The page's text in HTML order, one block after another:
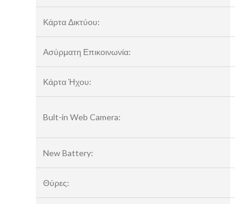
Κάρτα Δικτύου:
Ασύρματη Επικοινωνία:
Κάρτα Ήχου:
Bult-in Web Camera:
New Battery:
Θύρες: